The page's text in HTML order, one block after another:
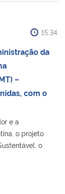
15:34
da
–
com o
e a
o projeto
o